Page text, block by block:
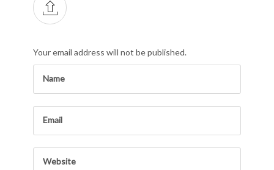
Your email address will not be published.